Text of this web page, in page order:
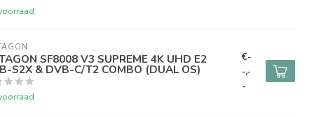
SF8008 V3 SUPREME 4K UHD E2
S2X & DVB-C/T2 COMBO (DUAL OS)
€-
-,-
-